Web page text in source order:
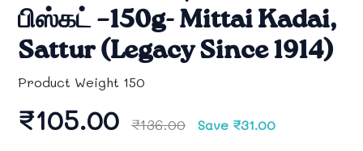
பிஸ்கட் –150g- Mittai Kadai,
Sattur (Legacy Since 1914)
Product Weight 150
₹105.00 ₹136.00 Save ₹31.00